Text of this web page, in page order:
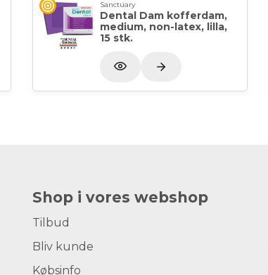
Sanctuary
Dental Dam kofferdam,
medium, non-latex, lilla,
15 stk.
Shop i vores webshop
Tilbud
Bliv kunde
Købsinfo